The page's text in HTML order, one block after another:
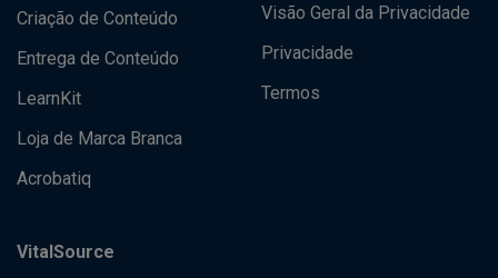
Criação de Conteúdo
Entrega de Conteúdo
LearnKit
Loja de Marca Branca
Acrobatiq
Visão Geral da Privacidade
Privacidade
Termos
VitalSource